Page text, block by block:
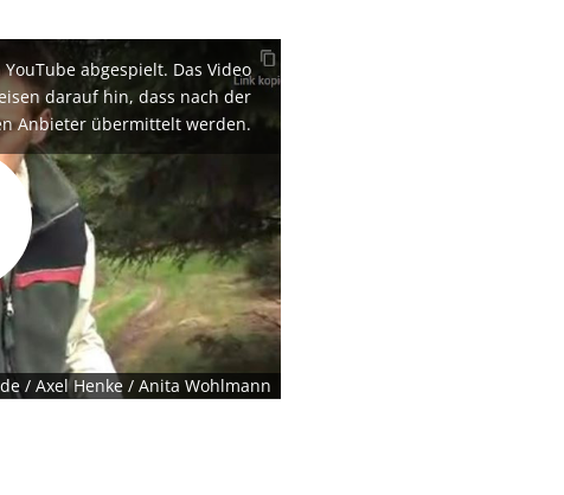
abgespielt. Das Video
darauf hin, dass nach der
Anbieter übermittelt werden.
/ Axel Henke / Anita Wohlmann